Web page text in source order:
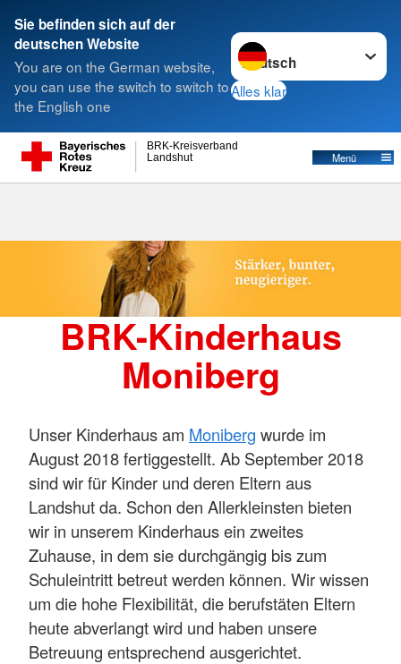
Sie befinden sich auf der
deutschen Website
You are on the German website,
you can use the switch to switch to
the English one
Sprache wechseln zu
Alles klar
Landshut
BRK-Kreisverband
Menü
Suche
Kinderhaus am Moniberg
BRK-Kinderhaus
Moniberg
Unser Kinderhaus am Moniberg wurde im
August 2018 fertiggestellt. Ab September 2018
sind wir für Kinder und deren Eltern aus
Landshut da. Schon den Allerkleinsten bieten
wir in unserem Kinderhaus ein zweites
Zuhause, in dem sie durchgängig bis zum
Schuleintritt betreut werden können. Wir wissen
um die hohe Flexibilität, die berufstäten Eltern
heute abverlangt wird und haben unsere
Betreuung entsprechend ausgerichtet.